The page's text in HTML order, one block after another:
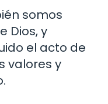
somos
Dios, y
el acto de
valores y